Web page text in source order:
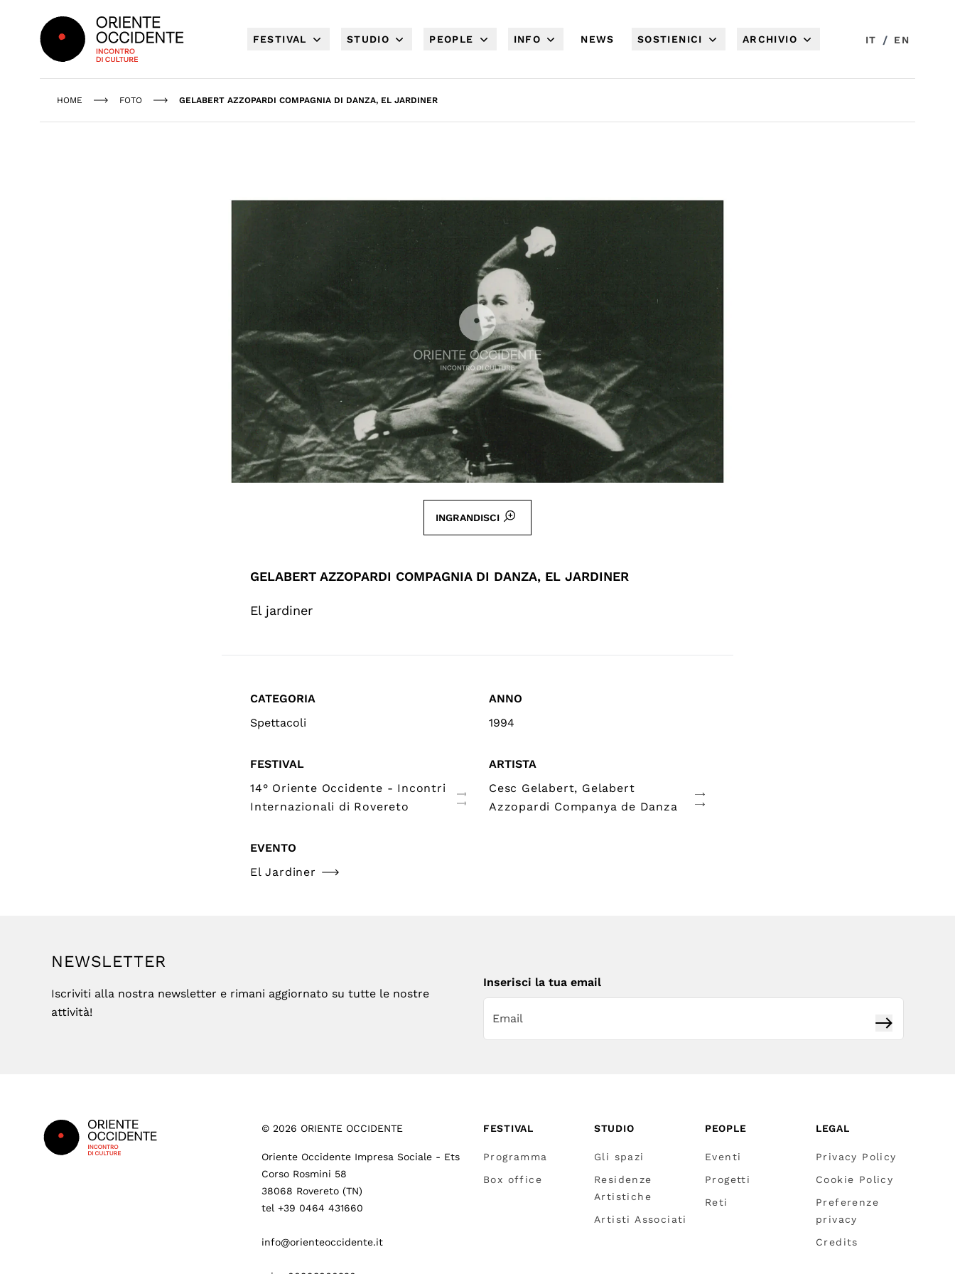
Oriente Occidente
FESTIVAL STUDIO PEOPLE INFO NEWS SOSTIENICI ARCHIVIO IT / EN
HOME FOTO GELABERT AZZOPARDI COMPAGNIA DI DANZA, EL JARDINER
INGRANDISCI
GELABERT AZZOPARDI COMPAGNIA DI DANZA, EL JARDINER
El jardiner
CATEGORIA
Spettacoli
ANNO
1994
FESTIVAL
14° Oriente Occidente - Incontri
Internazionali di Rovereto
ARTISTA
Cesc Gelabert, Gelabert
Azzopardi Companya de Danza
EVENTO
El Jardiner
NEWSLETTER
Iscriviti alla nostra newsletter e rimani aggiornato su tutte le nostre
attività!
Inserisci la tua email
Iscriviti
© 2026 ORIENTE OCCIDENTE
Oriente Occidente Impresa Sociale - Ets
Corso Rosmini 58
38068 Rovereto (TN)
tel +39 0464 431660
info@orienteoccidente.it
FESTIVAL
Programma
Box office
STUDIO
Gli spazi
Residenze
Artistiche
Artisti Associati
PEOPLE
Eventi
Progetti
Reti
LEGAL
Privacy Policy
Cookie Policy
Preferenze
privacy
Credits